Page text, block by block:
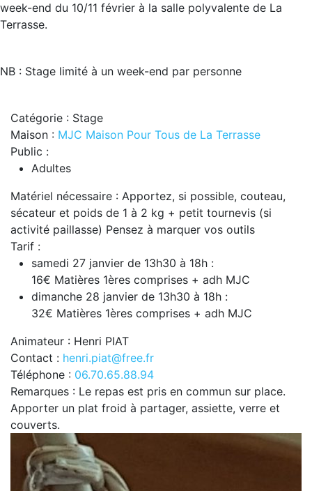
week-end du 10/11 février à la salle polyvalente de La
Terrasse.
NB : Stage limité à un week-end par personne
Catégorie : Stage
Maison : MJC Maison Pour Tous de La Terrasse
Public :
Adultes
Matériel nécessaire : Apportez, si possible, couteau,
sécateur et poids de 1 à 2 kg + petit tournevis (si
activité paillasse) Pensez à marquer vos outils
Tarif :
samedi 27 janvier de 13h30 à 18h :
16€ Matières 1ères comprises + adh MJC
dimanche 28 janvier de 13h30 à 18h :
32€ Matières 1ères comprises + adh MJC
Animateur : Henri PIAT
Contact : henri.piat@free.fr
Téléphone : 06.70.65.88.94
Remarques : Le repas est pris en commun sur place.
Apporter un plat froid à partager, assiette, verre et
couverts.